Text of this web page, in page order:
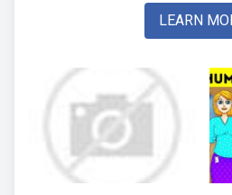
LEARN